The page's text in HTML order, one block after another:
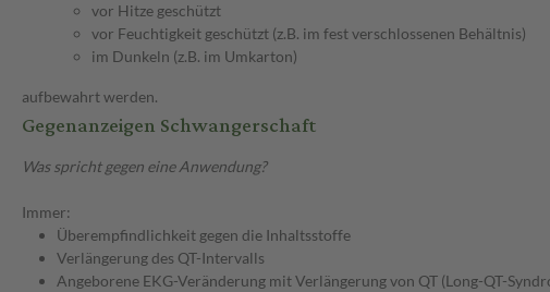
vor Hitze geschützt
vor Feuchtigkeit geschützt (z.B. im fest verschlossenen Behältnis)
im Dunkeln (z.B. im Umkarton)
aufbewahrt werden.
Gegenanzeigen Schwangerschaft
Was spricht gegen eine Anwendung?
Immer:
Überempfindlichkeit gegen die Inhaltsstoffe
Verlängerung des QT-Intervalls
Angeborene EKG-Veränderung mit Verlängerung von QT (Long-QT-